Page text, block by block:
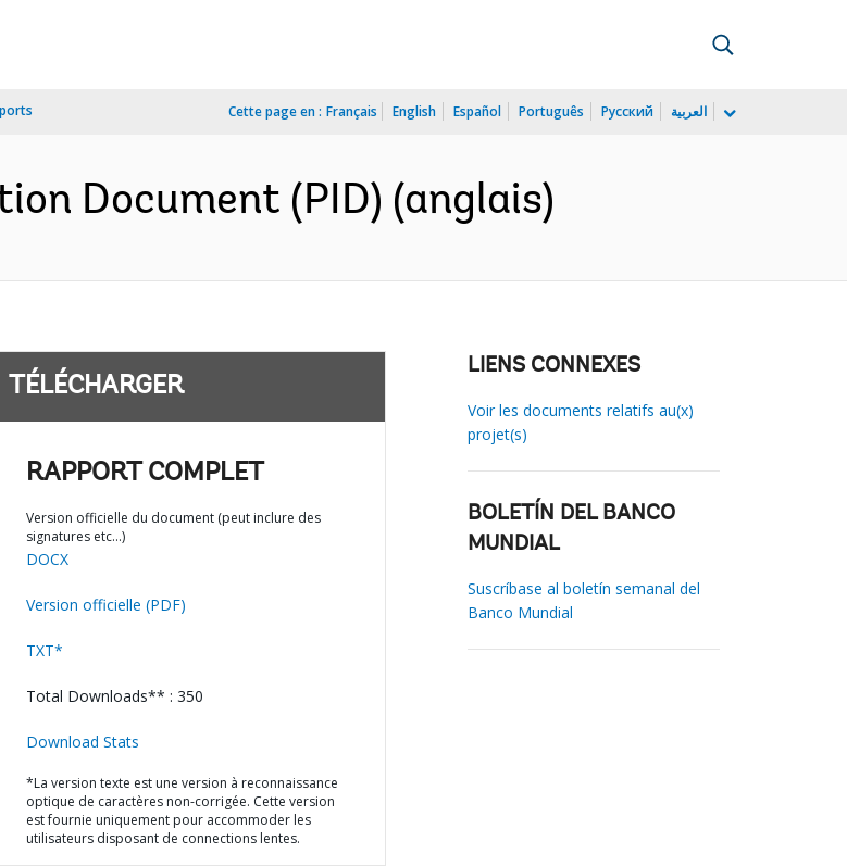
Cette page en : Français English Español Português Русский العربية
Document (PID) (anglais)
TÉLÉCHARGER
RAPPORT COMPLET
Version officielle du document (peut inclure des
signatures etc…)
DOCX
Version officielle (PDF)
TXT*
Total Downloads** : 350
Download Stats
*La version texte est une version à reconnaissance
optique de caractères non-corrigée. Cette version
est fournie uniquement pour accommoder les
utilisateurs disposant de connections lentes.
LIENS CONNEXES
Voir les documents relatifs au(x)
projet(s)
BOLETÍN DEL BANCO
MUNDIAL
Suscríbase al boletín semanal del
Banco Mundial